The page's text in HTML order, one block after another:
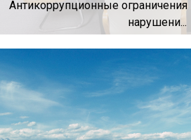
Антикоррупционные
нарушени...